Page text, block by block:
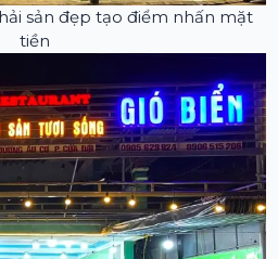
sản đẹp tạo điểm nhấn mặt
tiền